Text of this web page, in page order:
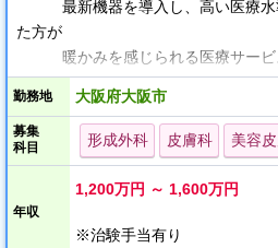
最新機器を導入し、高い医療水
た方が
暖かみを感じられる医療サービ
す。
● 外来診療は1日に70名ほど、老若
幅広い患者様がお越しになりま
一般皮膚科や皮膚腫瘍などの疾
手術やレーザーでの治療法で対応
勤務地 大阪府大阪市
募集
科目
形成外科 皮膚科 美容
年収
1,200万円 ～ 1,600万円
※治験手当有り